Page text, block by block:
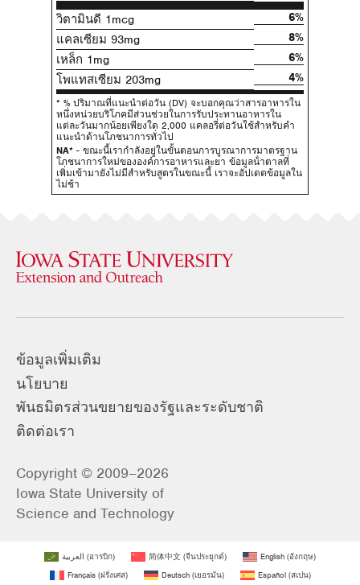
วิตามินดี 1mcg
6%
แคลเซียม 93mg
8%
เหล็ก 1mg
6%
โพแทสเซียม 203mg
4%
* % ปริมาณที่แนะนําต่อวัน (DV) จะบอกคุณว่าสารอาหารใน
หนึ่งหน่วยบริโภคมีส่วนช่วยในการรับประทานอาหารใน
แต่ละวันมากน้อยเพียงใด 2,000 แคลอรี่ต่อวันใช้สําหรับคํา
แนะนําด้านโภชนาการทั่วไป
NA* - ขณะนี้เรากําลังอยู่ในขั้นตอนการบูรณาการมาตรฐาน
โภชนาการใหม่ขององค์การอาหารและยา ข้อมูลน้ําตาลที่
เพิ่มเข้ามายังไม่มีสําหรับสูตรในขณะนี้ เราจะอัปเดตข้อมูลใน
ไม่ช้า
ข้อมูลเพิ่มเติม
นโยบาย
พันธมิตรส่วนขยายของรัฐและระดับชาติ
ติดต่อเรา
Copyright © 2009–2026
Iowa State University of
Science and Technology
العربية (อารบิก) 简体中文 (จีนประยุกต์) English (อังกฤษ)
Français(ฝรั่งเศส) Deutsch(เยอรมัน) Español(สเปน)